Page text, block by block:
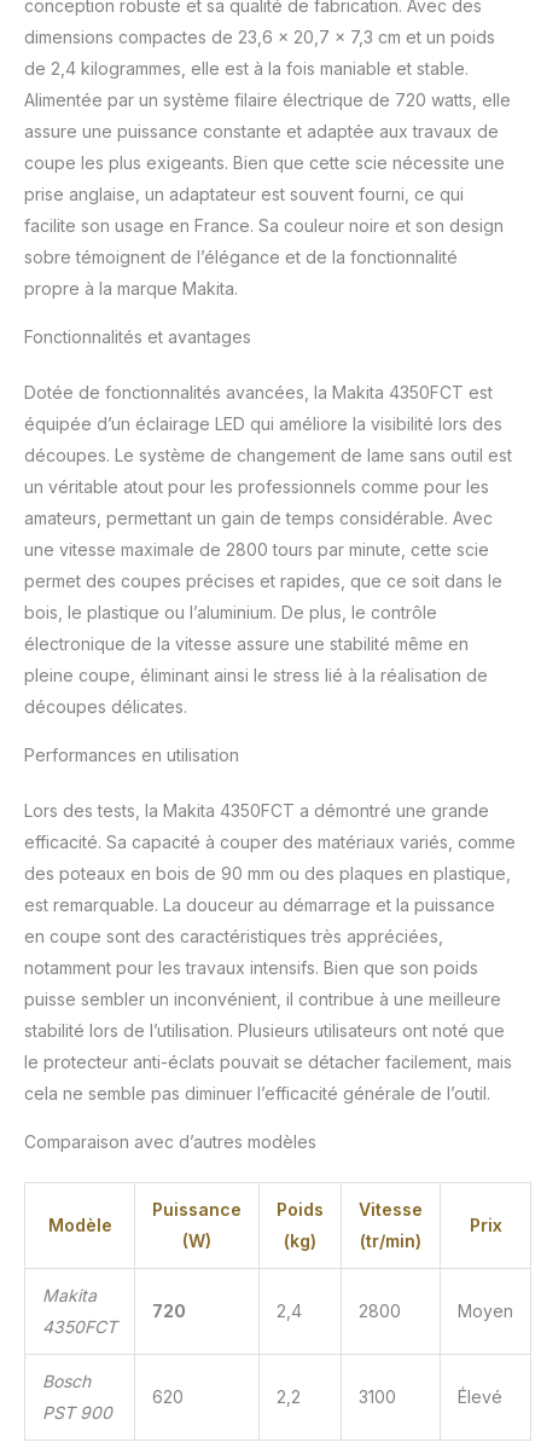
modes permet une
coupe plus rapide
rapide et sans outil Base
robuste en aluminium
moulé sous pression
pour une durabilité
accrue, robuste et
réglable pour une coupe
précise.La plaque de
recouvrement en
sans outil pour protéger
délicates Double
maximale en bois 135
mm, acier 10 mm
conception robuste et sa qualité de fabrication. Avec des
dimensions compactes de 23,6 x 20,7 x 7,3 cm et un poids
de 2,4 kilogrammes, elle est à la fois maniable et stable.
Alimentée par un système filaire électrique de 720 watts, elle
assure une puissance constante et adaptée aux travaux de
coupe les plus exigeants. Bien que cette scie nécessite une
prise anglaise, un adaptateur est souvent fourni, ce qui
facilite son usage en France. Sa couleur noire et son design
sobre témoignent de l’élégance et de la fonctionnalité
propre à la marque Makita.
Fonctionnalités et avantages
Dotée de fonctionnalités avancées, la Makita 4350FCT est
équipée d’un éclairage LED qui améliore la visibilité lors des
découpes. Le système de changement de lame sans outil est
un véritable atout pour les professionnels comme pour les
amateurs, permettant un gain de temps considérable. Avec
une vitesse maximale de 2800 tours par minute, cette scie
permet des coupes précises et rapides, que ce soit dans le
bois, le plastique ou l’aluminium. De plus, le contrôle
électronique de la vitesse assure une stabilité même en
pleine coupe, éliminant ainsi le stress lié à la réalisation de
découpes délicates.
Performances en utilisation
Lors des tests, la Makita 4350FCT a démontré une grande
efficacité. Sa capacité à couper des matériaux variés, comme
des poteaux en bois de 90 mm ou des plaques en plastique,
est remarquable. La douceur au démarrage et la puissance
en coupe sont des caractéristiques très appréciées,
notamment pour les travaux intensifs. Bien que son poids
puisse sembler un inconvénient, il contribue à une meilleure
stabilité lors de l’utilisation. Plusieurs utilisateurs ont noté que
le protecteur anti-éclats pouvait se détacher facilement, mais
cela ne semble pas diminuer l’efficacité générale de l’outil.
Comparaison avec d’autres modèles
Modèle
Puissance
(W)
Poids
(kg)
Vitesse
(tr/min)
Prix
Makita
4350FCT
720 2,4 2800 Moyen
Bosch
PST 900
620 2,2 3100 Élevé